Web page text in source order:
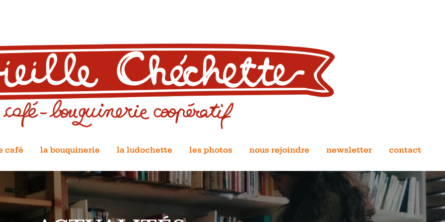
café la bouquinerie la ludochette les photos nous rejoindre newsletter contact